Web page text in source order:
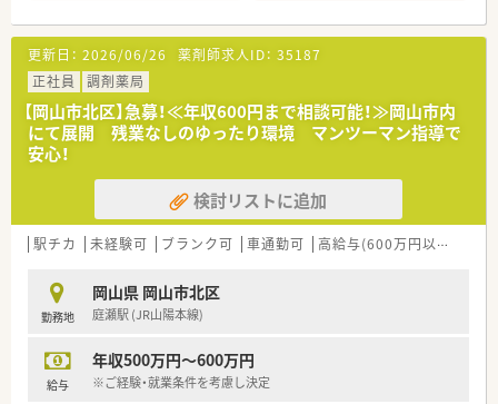
＜業務内容＞
■処方箋による調剤業務、服薬指導、薬剤情報の提供など
■近隣のクリニックより内科や呼吸器科、循環器科等をメインに
処方応需しています。
■処方箋枚数は約1400～1500枚/月です。
＜研修制度＞
■岡山県東区に5店舗調剤薬局を展開している地元密着型の調剤
薬局チェーンです。
気に行っています。
■「SDGs」の精神を自社の企業活動に取り入れ、社会課題の解決
による豊かな未来の実現を目指している法人です。
です。
更新日： 2026/06/26 薬剤師求人ID： 35187
正社員
調剤薬局
【岡山市北区】急募！≪年収600円まで相談可能！≫岡山市内
にて展開 残業なしのゆったり環境 マンツーマン指導で
安心！
検討リストに追加
駅チカ 未経験可 ブランク可 車通勤可 高給与(600万円以上)
勤務地
岡山県 岡山市北区
庭瀬駅 (JR山陽本線)
給与
年収500万円～600万円
※ご経験・就業条件を考慮し決定